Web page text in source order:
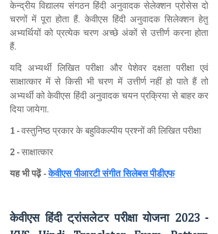
केन्द्रीय विद्यालय संगठन हिंदी अनुवादक सेलेक्शन प्रोसेस दो
चरणों में पूरा होता हैं. केवीएस हिंदी अनुवादक सिलेक्शन हेतु
अभ्यर्थियों को प्रत्येक चरण अच्छे अंकों से उत्तीर्ण करना होता
हैं.
यदि अभ्यर्थी लिखित परीक्षा और पेशेवर दक्षता परीक्षा एवं
साक्षात्कार में से किसी भी चरण में उत्तीर्ण नहीं हो पाते हैं तो
अभ्यर्थी को केवीएस हिंदी अनुवादक चयन प्रक्रिया से बाहर कर
दिया जायेगा.
1 - वस्तुनिष्ठ प्रकार के बहुविकल्पीय प्रश्नों की लिखित परीक्षा
2 - साक्षात्कार
यह भी पढ़ें -केवीएस पीआरटी संगीत सिलेबसपीडीएफ
केवीएस हिंदी ट्रांसलेटर परीक्षा योजना 2023 -